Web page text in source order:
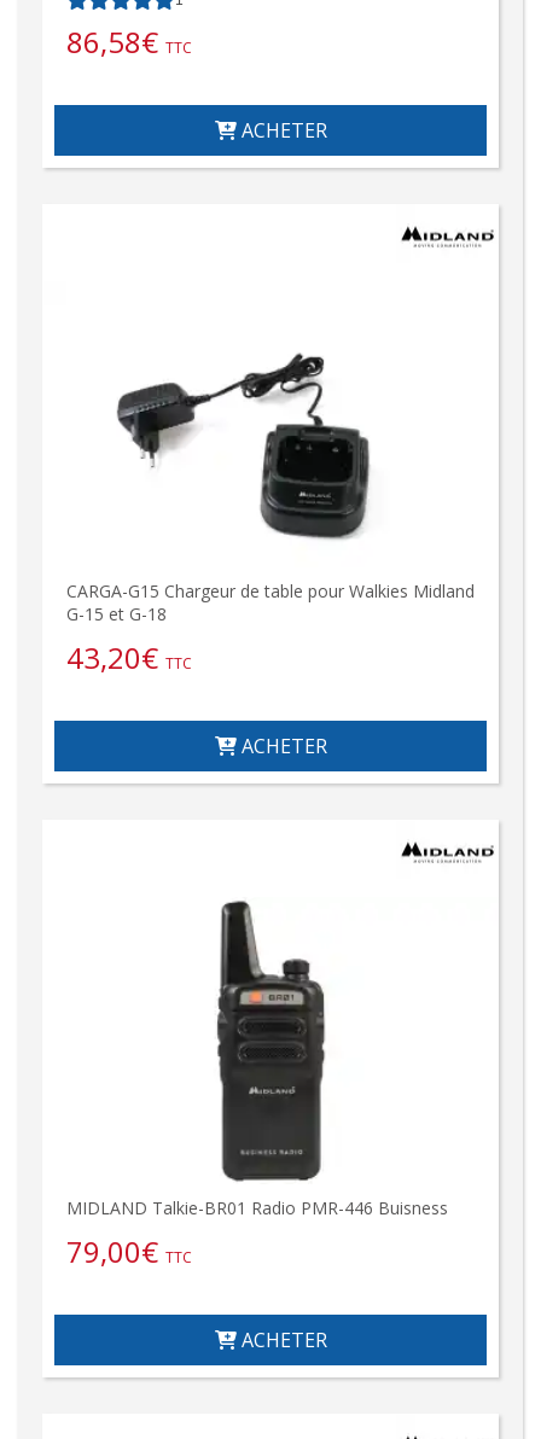
86,58€ TTC
ACHETER
CARGA-G15 Chargeur de table pour Walkies Midland
G-15 et G-18
43,20€ TTC
ACHETER
MIDLAND Talkie-BR01 Radio PMR-446 Buisness
79,00€ TTC
ACHETER